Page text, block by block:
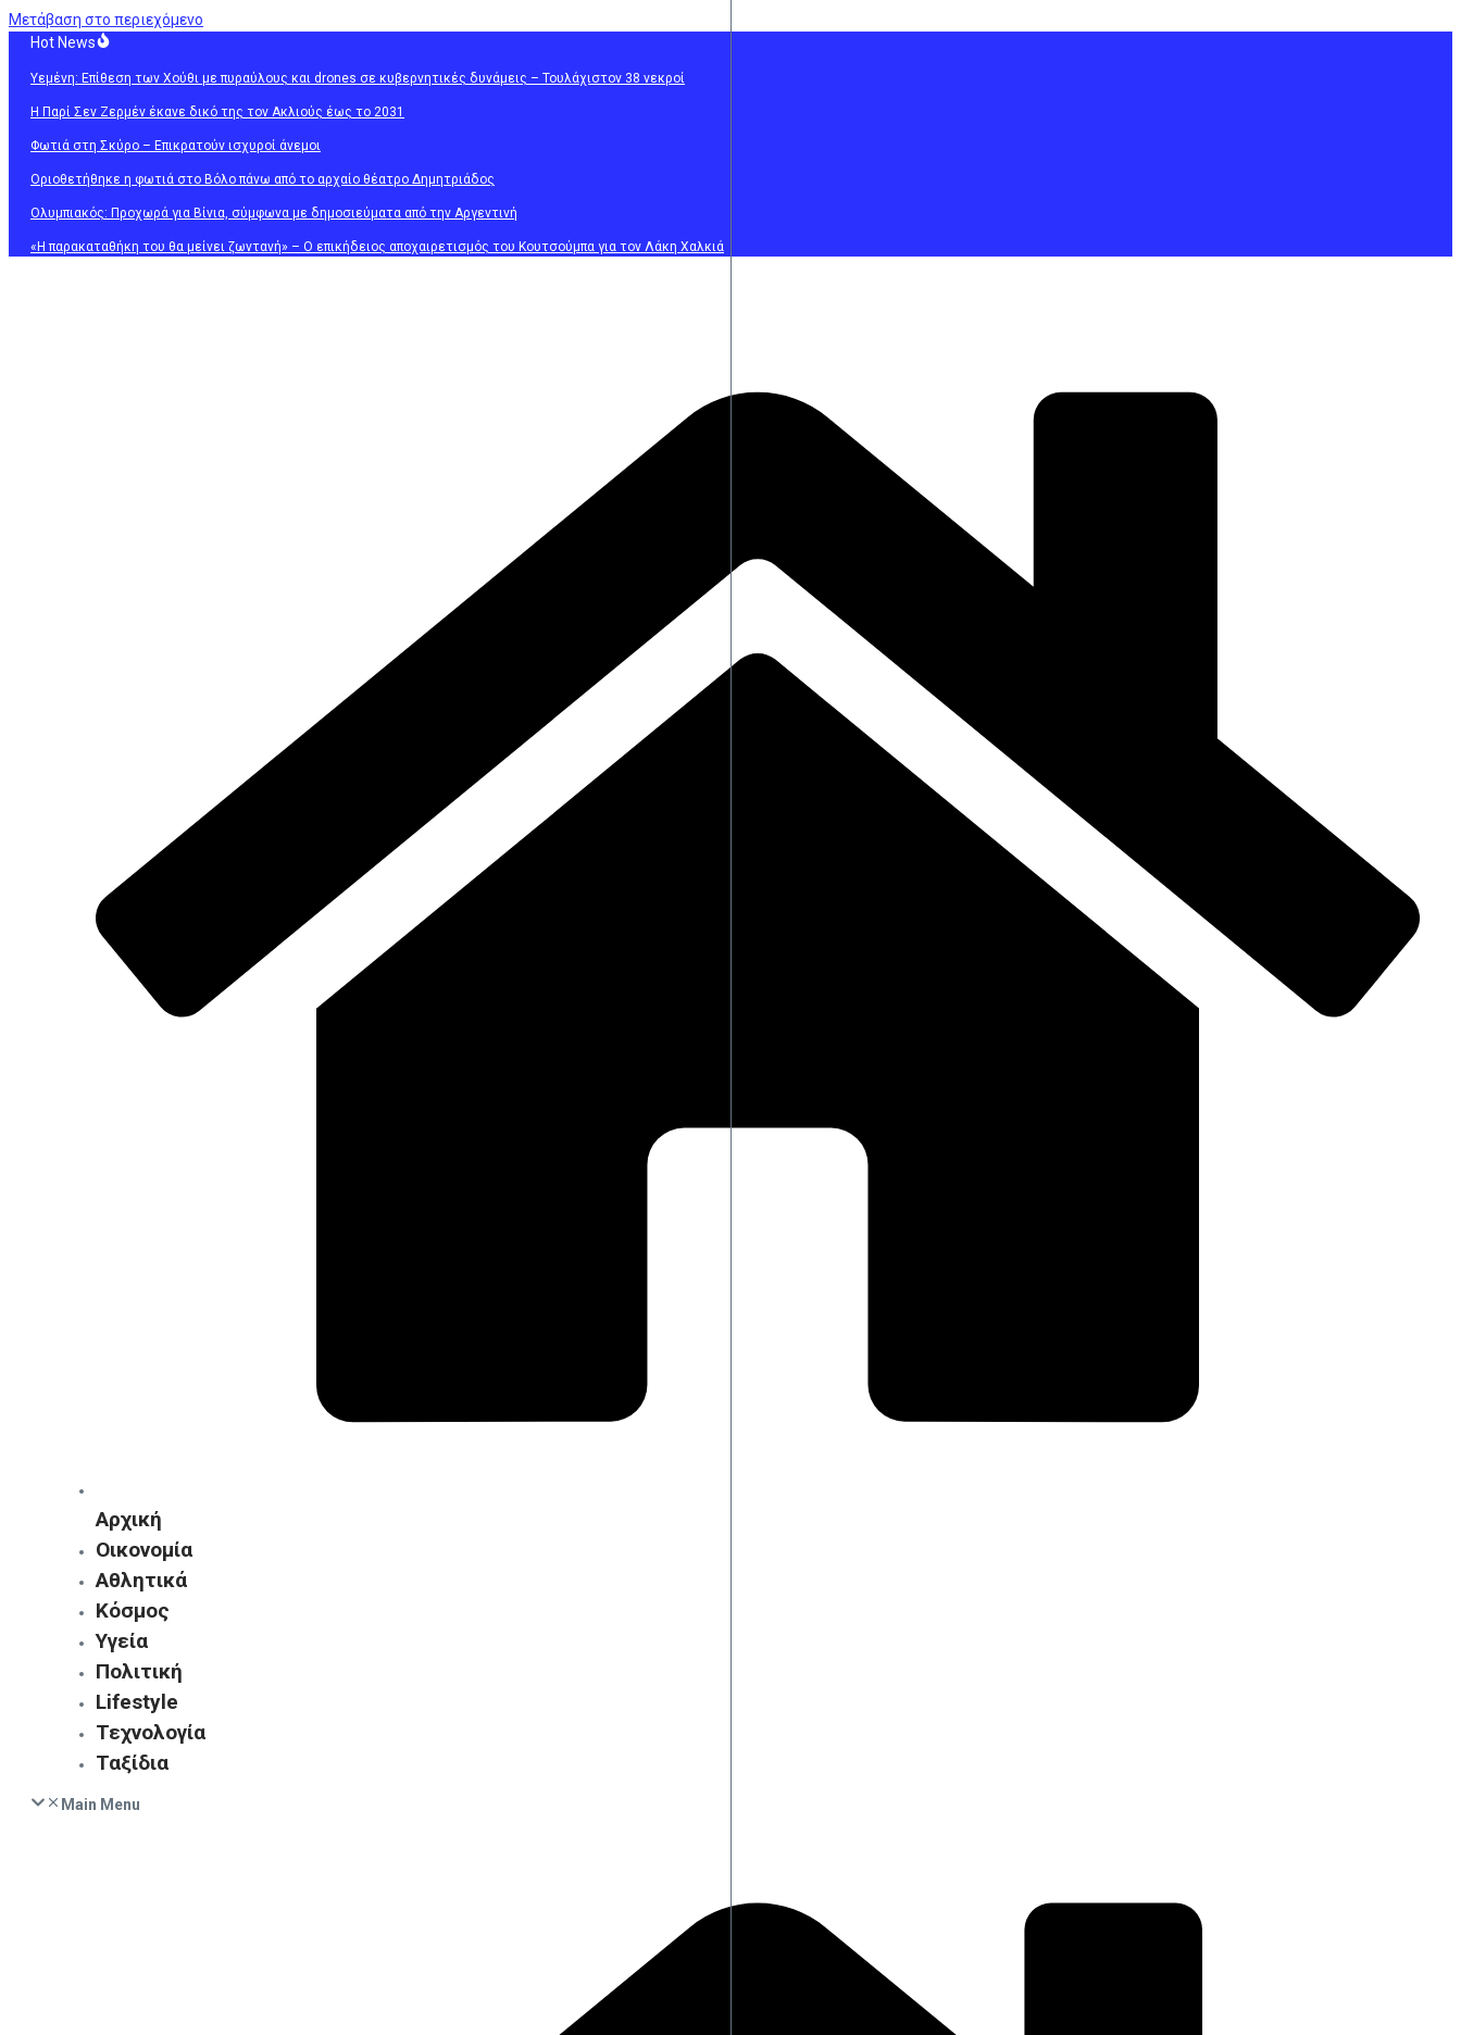
Μετάβαση στο περιεχόμενο
Hot News
Υεμένη: Επίθεση των Χούθι με πυραύλους και drones σε κυβερνητικές δυνάμεις – Τουλάχιστον 38 νεκροί
H Παρί Σεν Ζερμέν έκανε δικό της τον Ακλιούς έως το 2031
Φωτιά στη Σκύρο – Επικρατούν ισχυροί άνεμοι
Οριοθετήθηκε η φωτιά στο Βόλο πάνω από το αρχαίο θέατρο Δημητριάδος
Ολυμπιακός: Προχωρά για Βίνια, σύμφωνα με δημοσιεύματα από την Αργεντινή
«Η παρακαταθήκη του θα μείνει ζωντανή» – Ο επικήδειος αποχαιρετισμός του Κουτσούμπα για τον Λάκη Χαλκιά
Αρχική
Οικονομία
Αθλητικά
Κόσμος
Υγεία
Πολιτική
Lifestyle
Τεχνολογία
Ταξίδια
Main Menu